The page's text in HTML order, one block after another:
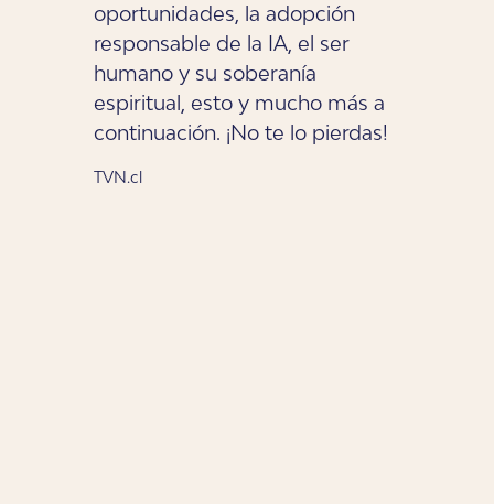
oportunidades, la adopción
responsable de la IA, el ser
humano y su soberanía
espiritual, esto y mucho más a
continuación. ¡No te lo pierdas!
TVN.cl